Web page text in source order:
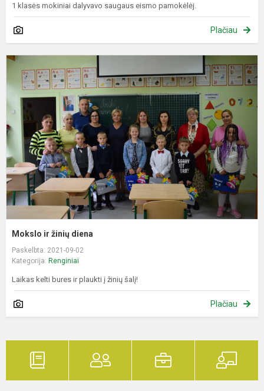
1 klasės mokiniai dalyvavo saugaus eismo pamokėlėj.
Plačiau
Mokslo ir žinių diena
Paskelbta: 2021-09-02
Kategorija: Renginiai
Laikas kelti bures ir plaukti į žinių šalį!
Plačiau